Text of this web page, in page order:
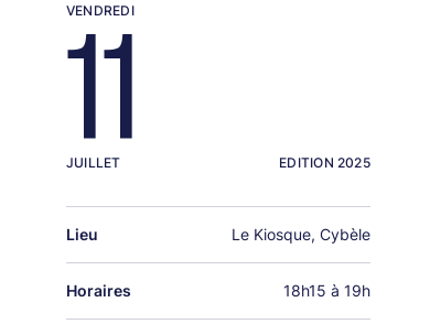
VENDREDI
11
JUILLET EDITION 2025
Lieu Le Kiosque, Cybèle
Horaires 18h15 à 19h